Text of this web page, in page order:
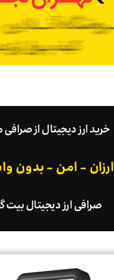
خرید ارز دیجیتال از صرافی
ارزان - امن - بدون
صرافی ارز دیجیتال بیت